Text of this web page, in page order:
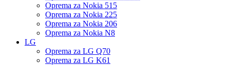
Oprema za Nokia 515
Oprema za Nokia 225
Oprema za Nokia 206
Oprema za Nokia N8
LG
Oprema za LG Q70
Oprema za LG K61